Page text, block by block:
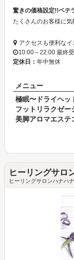
驚きの価格設定!!ベテ
アクセスも便利な
10:00～22:00 最終
定休日： 年中無休
メニュー
極眠〜ドライヘ
フットリラクゼ
美脚アロマエス
ヒーリングサ
ヒーリングサロンハナハナ